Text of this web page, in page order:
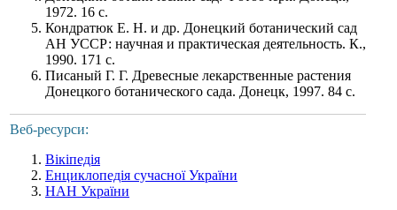
1972. 16 с.
Кондратюк Е. Н. и др. Донецкий ботанический сад
АН УССР: научная и практическая деятельность. К.,
1990. 171 с.
Писаный Г. Г. Древесные лекарственные растения
Донецкого ботанического сада. Донецк, 1997. 84 с.
Веб-ресурси:
Вікіпедія
Енциклопедія сучасної України
НАН України